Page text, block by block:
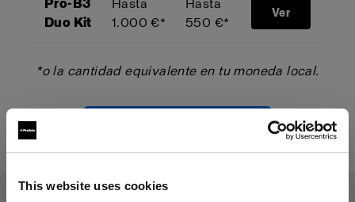
This website uses cookies
Pro-B3
Duo Kit
Hasta
1.000 €*
Hasta
550 €*
Ver
*o la cantidad equivalente en tu moneda local.